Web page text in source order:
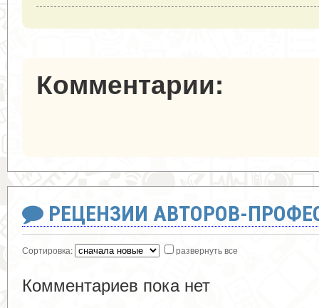
Комментарии:
РЕЦЕНЗИИ АВТОРОВ-
Сортировка: развернуть все
Комментариев пока нет